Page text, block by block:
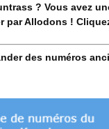
? Vous avez
par Allodons !
des numéros